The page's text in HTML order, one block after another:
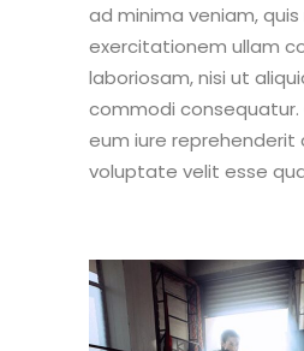
ad minima veniam,
exercitationem ullam
laboriosam, nisi ut
commodi consequatur.
eum iure reprehenderit
voluptate velit esse